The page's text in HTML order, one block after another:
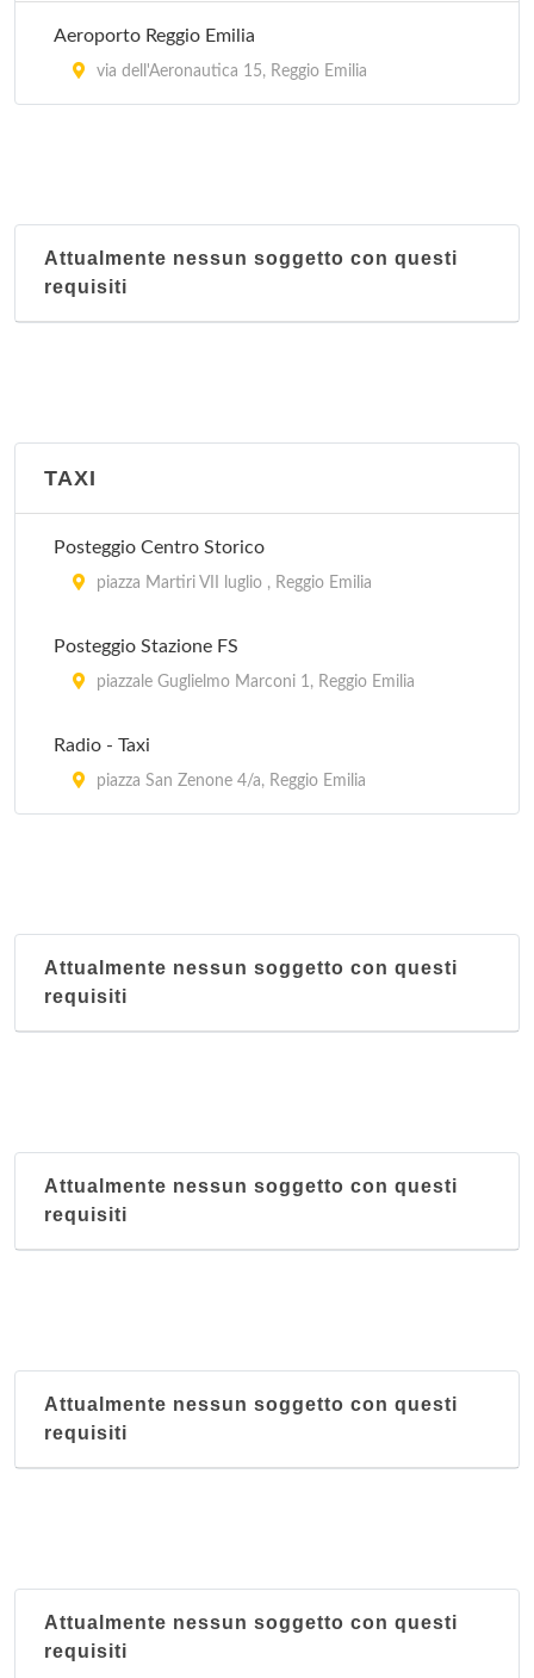
Aeroporto Reggio Emilia
via dell'Aeronautica 15, Reggio Emilia
Attualmente nessun soggetto con questi
requisiti
TAXI
Posteggio Centro Storico
piazza Martiri VII luglio , Reggio Emilia
Posteggio Stazione FS
piazzale Guglielmo Marconi 1, Reggio Emilia
Radio - Taxi
piazza San Zenone 4/a, Reggio Emilia
Attualmente nessun soggetto con questi
requisiti
Attualmente nessun soggetto con questi
requisiti
Attualmente nessun soggetto con questi
requisiti
Attualmente nessun soggetto con questi
requisiti